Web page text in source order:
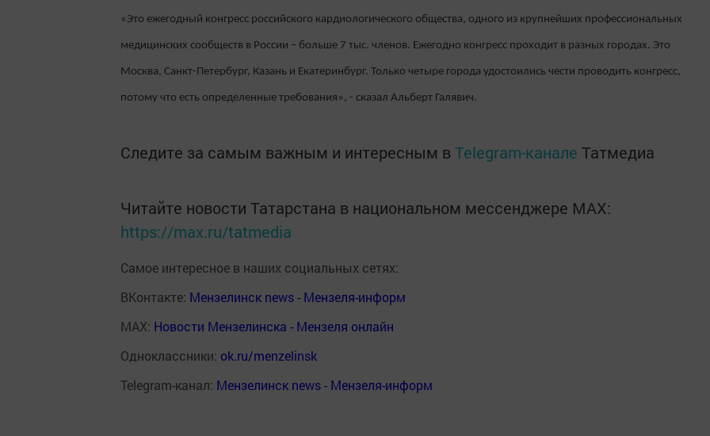
«Это ежегодный конгресс российского кардиологического общества, одного из крупнейших профессиональных
медицинских сообществ в России – больше 7 тыс. членов. Ежегодно конгресс проходит в разных городах. Это
Москва, Санкт-Петербург, Казань и Екатеринбург. Только четыре города удостоились чести проводить конгресс,
потому что есть определенные требования», - сказал Альберт Галявич.
Следите за самым важным и интересным в Telegram-канале Татмедиа
Читайте новости Татарстана в национальном мессенджере MАХ:
https://max.ru/tatmedia
Самое интересное в наших социальных сетях:
ВКонтакте: Мензелинск news - Мензеля-информ
MAX: Новости Мензелинска - Мензеля онлайн
Одноклассники: ok.ru/menzelinsk
Telegram-канал: Мензелинск news - Мензеля-информ